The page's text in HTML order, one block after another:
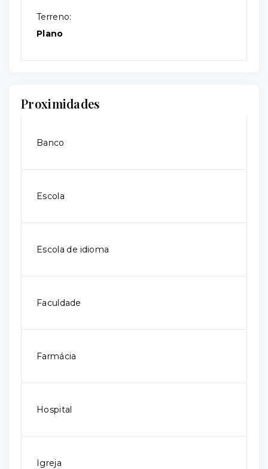
Terreno:
Plano
Proximidades
Banco
Escola
Escola de idioma
Faculdade
Farmácia
Hospital
Igreja